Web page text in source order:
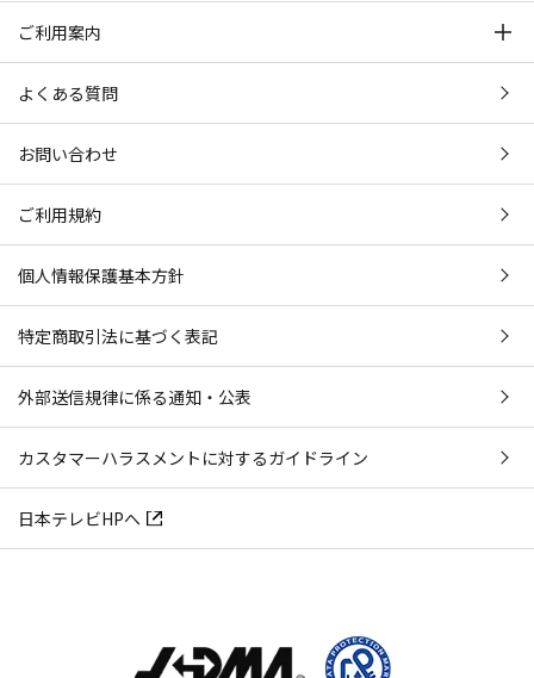
ご利用案内
よくある質問
お問い合わせ
ご利用規約
個人情報保護基本方針
特定商取引法に基づく表記
外部送信規律に係る通知・公表
カスタマーハラスメントに対するガイドライン
日本テレビHPへ